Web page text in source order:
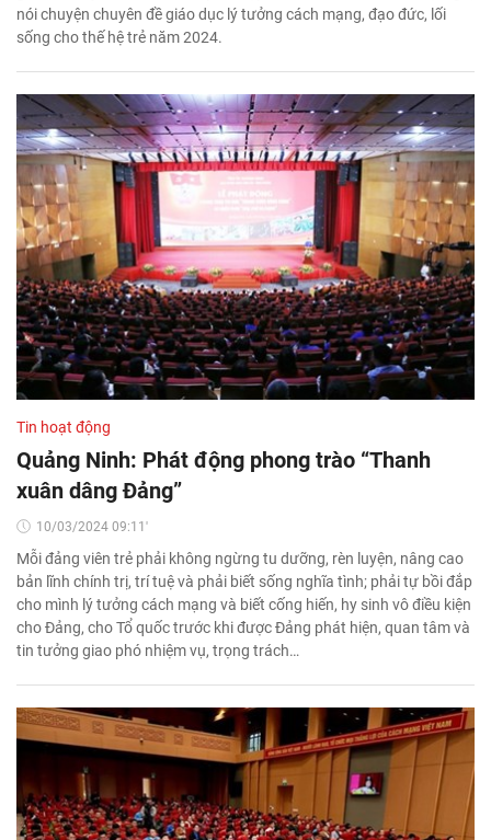
nói chuyện chuyên đề giáo dục lý tưởng cách mạng, đạo đức, lối
sống cho thế hệ trẻ năm 2024.
Tin hoạt động
Quảng Ninh: Phát động phong trào “Thanh
xuân dâng Đảng”
10/03/2024 09:11'
Mỗi đảng viên trẻ phải không ngừng tu dưỡng, rèn luyện, nâng cao
bản lĩnh chính trị, trí tuệ và phải biết sống nghĩa tình; phải tự bồi đắp
cho mình lý tưởng cách mạng và biết cống hiến, hy sinh vô điều kiện
cho Đảng, cho Tổ quốc trước khi được Đảng phát hiện, quan tâm và
tin tưởng giao phó nhiệm vụ, trọng trách…